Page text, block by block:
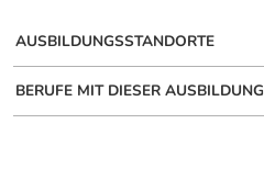
AUSBILDUNGSSTANDORTE
BERUFE MIT DIESER AUSBILDUNG